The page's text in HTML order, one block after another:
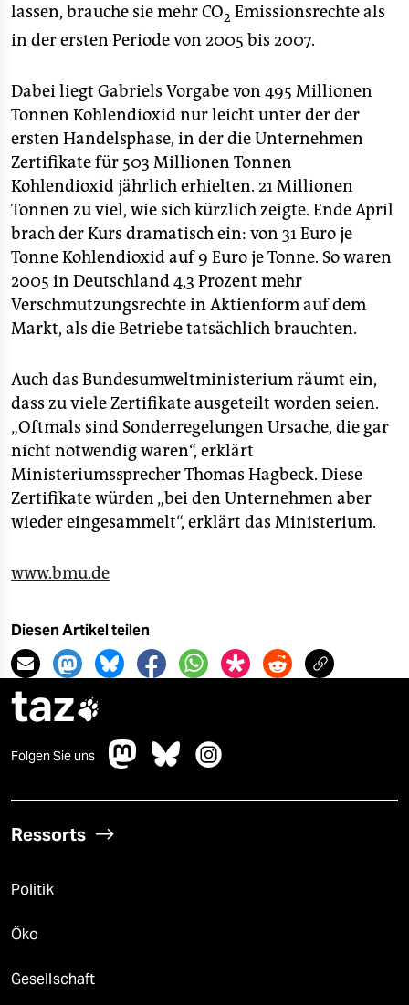
lassen, brauche sie mehr CO2 Emissionsrechte als
in der ersten Periode von 2005 bis 2007.
Dabei liegt Gabriels Vorgabe von 495 Millionen
Tonnen Kohlendioxid nur leicht unter der der
ersten Handelsphase, in der die Unternehmen
Zertifikate für 503 Millionen Tonnen
Kohlendioxid jährlich erhielten. 21 Millionen
Tonnen zu viel, wie sich kürzlich zeigte. Ende April
brach der Kurs dramatisch ein: von 31 Euro je
Tonne Kohlendioxid auf 9 Euro je Tonne. So waren
2005 in Deutschland 4,3 Prozent mehr
Verschmutzungsrechte in Aktienform auf dem
Markt, als die Betriebe tatsächlich brauchten.
Auch das Bundesumweltministerium räumt ein,
dass zu viele Zertifikate ausgeteilt worden seien.
„Oftmals sind Sonderregelungen Ursache, die gar
nicht notwendig waren“, erklärt
Ministeriumssprecher Thomas Hagbeck. Diese
Zertifikate würden „bei den Unternehmen aber
wieder eingesammelt“, erklärt das Ministerium.
www.bmu.de
Diesen Artikel teilen
taz
Folgen Sie uns
Ressorts
Politik
Öko
Gesellschaft